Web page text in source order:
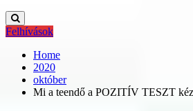
Felhívások
Home
2020
október
Mi a teendő a POZITÍV TESZT